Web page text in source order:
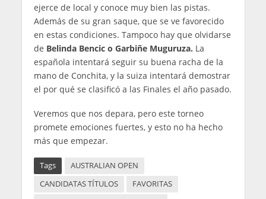
ejerce de local y conoce muy bien las pistas.
Además de su gran saque, que se ve favorecido
en estas condiciones. Tampoco hay que olvidarse
de Belinda Bencic o Garbiñe Muguruza. La
española intentará seguir su buena racha de la
mano de Conchita, y la suiza intentará demostrar
el por qué se clasificó a las Finales el año pasado.
Veremos que nos depara, pero este torneo
promete emociones fuertes, y esto no ha hecho
más que empezar.
Tags
AUSTRALIAN OPEN
CANDIDATAS TÍTULOS
FAVORITAS